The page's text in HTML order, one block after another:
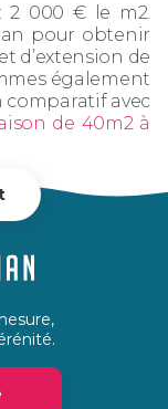
2 000 € le m2.
pour obtenir
d’extension de
également
avec
de 40m2 à